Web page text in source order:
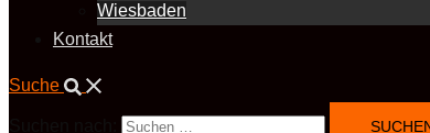
Wiesbaden
Kontakt
Suche